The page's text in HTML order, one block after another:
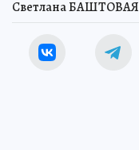
Светлана БАШТОВАЯ